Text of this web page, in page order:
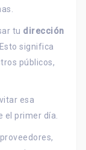
tu dirección
significa
públicos,
esa
el primer día.